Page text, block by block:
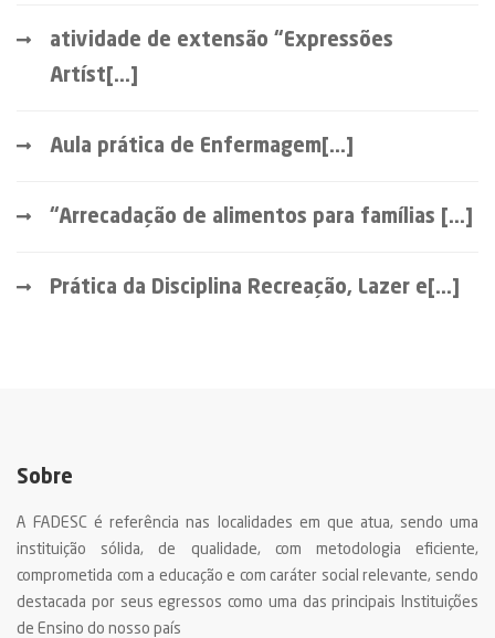
atividade de extensão “Expressões
Artíst[...]
Aula prática de Enfermagem[...]
“Arrecadação de alimentos para famílias [...]
Prática da Disciplina Recreação, Lazer e[...]
Sobre
A FADESC é referência nas localidades em que atua, sendo uma
instituição sólida, de qualidade, com metodologia eficiente,
comprometida com a educação e com caráter social relevante, sendo
destacada por seus egressos como uma das principais Instituições
de Ensino do nosso país